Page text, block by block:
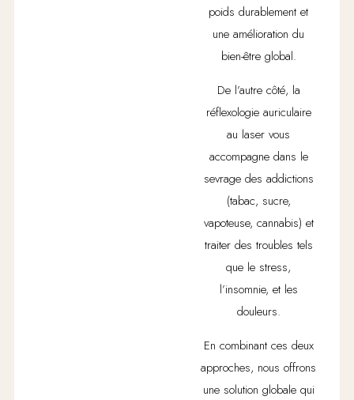
poids durablement et
une amélioration du
bien-être global.
De l’autre côté, la
réflexologie auriculaire
au laser vous
accompagne dans le
sevrage des addictions
(tabac, sucre,
vapoteuse, cannabis) et
traiter des troubles tels
que le stress,
l’insomnie, et les
douleurs.
En combinant ces deux
approches, nous offrons
une solution globale qui